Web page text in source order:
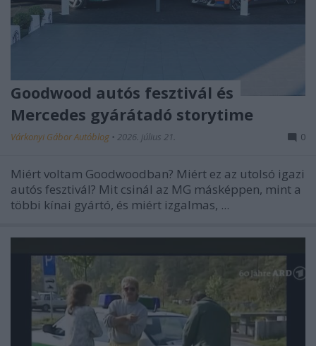
Goodwood autós fesztivál és
Mercedes gyárátadó storytime
Várkonyi Gábor Autóblog • 2026. július 21. 0
Miért voltam Goodwoodban? Miért ez az utolsó igazi
autós fesztivál? Mit csinál az MG másképpen, mint a
többi kínai gyártó, és miért izgalmas, ...